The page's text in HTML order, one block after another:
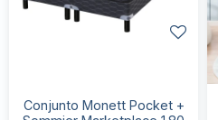
Conjunto Monett Pocket +